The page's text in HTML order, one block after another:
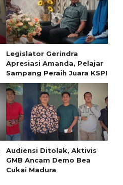
Legislator Gerindra
Apresiasi Amanda, Pelajar
Sampang Peraih Juara KSPI
Audiensi Ditolak, Aktivis
GMB Ancam Demo Bea
Cukai Madura